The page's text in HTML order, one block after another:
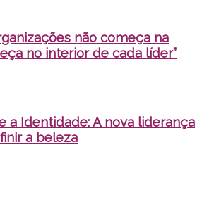
não começa na
no interior de cada líder”
a Identidade: A nova liderança
a beleza